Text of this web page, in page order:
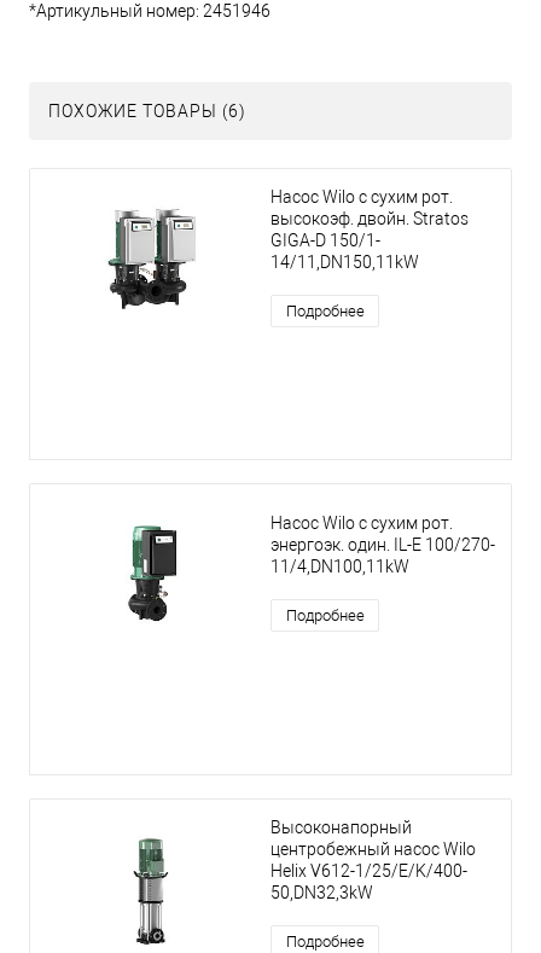
*Артикульный номер: 2451946
ПОХОЖИЕ ТОВАРЫ (6)
Насос Wilo с сухим рот.
высокоэф. двойн. Stratos
GIGA-D 150/1-
14/11,DN150,11kW
Подробнее
Насос Wilo с сухим рот.
энергоэк. один. IL-E 100/270-
11/4,DN100,11kW
Подробнее
Высоконапорный
центробежный насос Wilo
Helix V612-1/25/E/K/400-
50,DN32,3kW
Подробнее